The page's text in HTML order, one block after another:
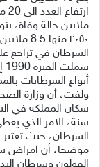
٢٠٥٠
السرطان في تراجع
شملت الفترة 1990 إلى 2017 انخفاض الوفاة بمرض السرطان.
أنواع السرطانات
ولفت، أن وزارة
سنة، الامر الذي
السرطان، حيث
موضحا، أن امراض